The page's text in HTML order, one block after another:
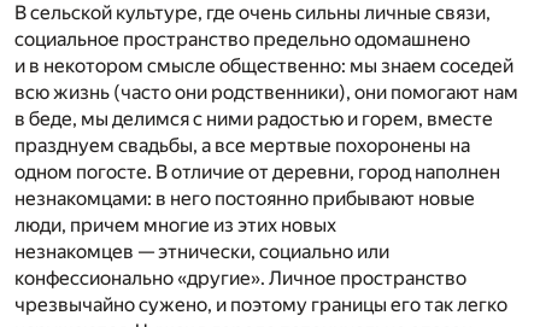
В сельской культуре, где очень сильны личные связи,
социальное пространство предельно одомашнено
и в некотором смысле общественно: мы знаем соседей
всю жизнь (часто они родственники), они помогают нам
в беде, мы делимся с ними радостью и горем, вместе
празднуем свадьбы, а все мертвые похоронены на
одном погосте. В отличие от деревни, город наполнен
незнакомцами: в него постоянно прибывают новые
люди, причем многие из этих новых
незнакомцев — этнически, социально или
конфессионально «другие». Личное пространство
чрезвычайно сужено, и поэтому границы его так легко